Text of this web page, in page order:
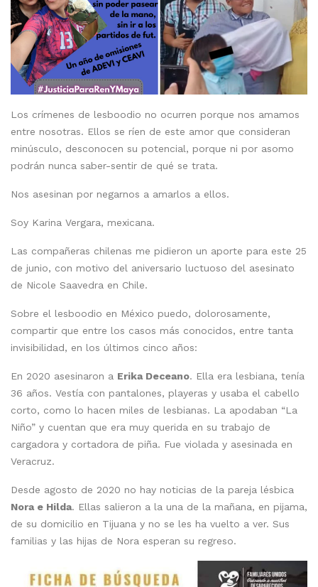
Los crímenes de lesboodio no ocurren porque nos amamos
entre nosotras. Ellos se ríen de este amor que consideran
minúsculo, desconocen su potencial, porque ni por asomo
podrán nunca saber-sentir de qué se trata.
Nos asesinan por negarnos a amarlos a ellos.
Soy Karina Vergara, mexicana.
Las compañeras chilenas me pidieron un aporte para este 25
de junio, con motivo del aniversario luctuoso del asesinato
de Nicole Saavedra en Chile.
Sobre el lesboodio en México puedo, dolorosamente,
compartir que entre los casos más conocidos, entre tanta
invisibilidad, en los últimos cinco años:
En 2020 asesinaron a Erika Deceano. Ella era lesbiana, tenía
36 años. Vestía con pantalones, playeras y usaba el cabello
corto, como lo hacen miles de lesbianas. La apodaban “La
Niño” y cuentan que era muy querida en su trabajo de
cargadora y cortadora de piña. Fue violada y asesinada en
Veracruz.
Desde agosto de 2020 no hay noticias de la pareja lésbica
Nora e Hilda. Ellas salieron a la una de la mañana, en pijama,
de su domicilio en Tijuana y no se les ha vuelto a ver. Sus
familias y las hijas de Nora esperan su regreso.